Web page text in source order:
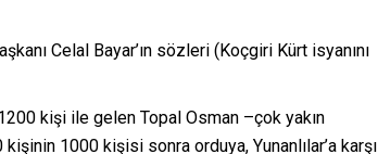
Celal Bayar’ın sözleri (Koçgiri Kürt isyanını
kişi ile gelen Topal Osman –çok yakın
1000 kişisi sonra orduya, Yunanlılar’a karşı